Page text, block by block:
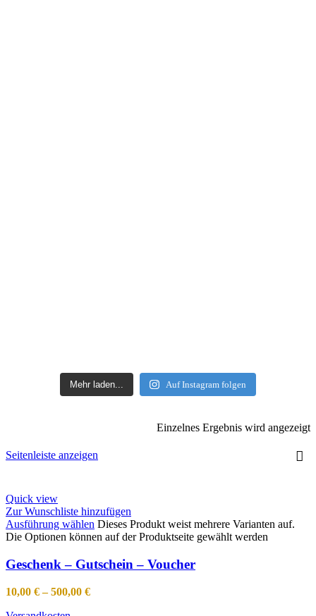
Mehr laden... Auf Instagram folgen
Einzelnes Ergebnis wird angezeigt
Seitenleiste anzeigen
Quick view
Zur Wunschliste hinzufügen
Ausführung wählen Dieses Produkt weist mehrere Varianten auf.
Die Optionen können auf der Produktseite gewählt werden
Geschenk – Gutschein – Voucher
10,00 €–500,00 €